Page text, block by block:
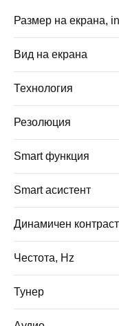
Размер на екрана,
Вид на екрана
Технология
Резолюция
Smart функция
Smart асистент
Динамичен контраст
Честота, Hz
Тунер